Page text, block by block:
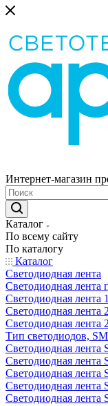
Интернет-магазин
Каталог
По всему сайту
По каталогу
Каталог
Светодиодная лента
Светодиодная
Светодиодная лента
Светодиодная лента
Светодиодная лента
Тип светодиодов,
Cветодиодная лента
Светодиодная лента
Светодиодная лента
Светодиодная лента
Светодиодная лента